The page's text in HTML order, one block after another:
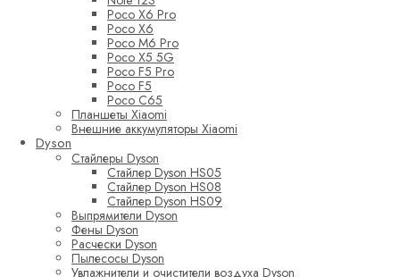
Poco X6 Pro
Poco X6
Poco M6 Pro
Poco X5 5G
Poco F5 Pro
Poco F5
Poco C65
Планшеты Xiaomi
Внешние аккумуляторы Xiaomi
Dyson
Стайлеры Dyson
Стайлер Dyson HS05
Стайлер Dyson HS08
Стайлер Dyson HS09
Выпрямители Dyson
Фены Dyson
Расчески Dyson
Пылесосы Dyson
Увлажнители и очистители воздуха Dyson